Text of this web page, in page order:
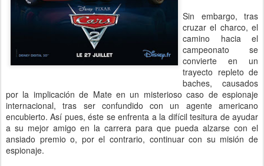
Sin embargo, tras
cruzar el charco, el
camino hacia el
campeonato se
convierte en un
trayecto repleto de
baches, causados
por la implicación de Mate en un misterioso caso de espionaje
internacional, tras ser confundido con un agente americano
encubierto. Así pues, éste se enfrenta a la difícil tesitura de ayudar
a su mejor amigo en la carrera para que pueda alzarse con el
ansiado premio o, por el contrario, continuar con su misión de
espionaje.